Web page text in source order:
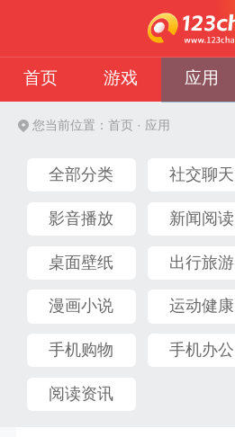
首页 游戏 应用
您当前位置： 首页· 应用
全部分类 社交聊天
影音播放 新闻阅读
桌面壁纸 出行旅游
漫画小说 运动健康
手机购物 手机办公
阅读资讯